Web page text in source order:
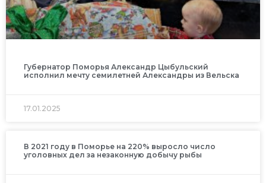
Губернатор Поморья Александр Цыбульский
исполнил мечту семилетней Александры из Вельска
17.01.2025
В 2021 году в Поморье на 220% выросло число
уголовных дел за незаконную добычу рыбы